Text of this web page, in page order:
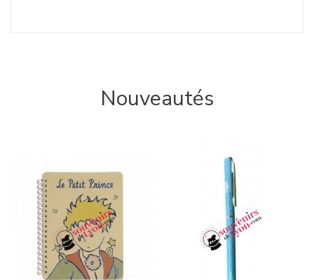
Nouveautés